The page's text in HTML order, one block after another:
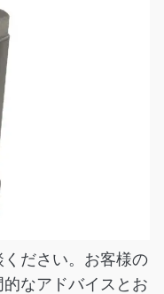
ださい。お客様の
なアドバイスとお